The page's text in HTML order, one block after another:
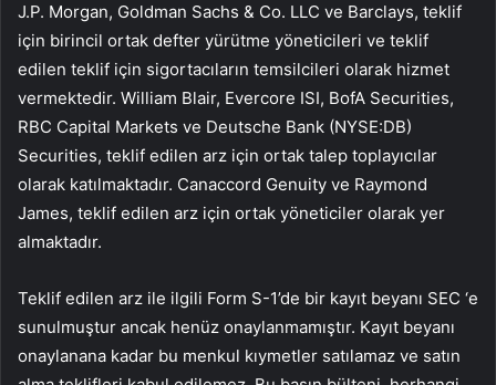
J.P. Morgan, Goldman Sachs & Co. LLC ve Barclays, teklif
için birincil ortak defter yürütme yöneticileri ve teklif
edilen teklif için sigortacıların temsilcileri olarak hizmet
vermektedir. William Blair, Evercore ISI, BofA Securities,
RBC Capital Markets ve Deutsche Bank (NYSE:DB)
Securities, teklif edilen arz için ortak talep toplayıcılar
olarak katılmaktadır. Canaccord Genuity ve Raymond
James, teklif edilen arz için ortak yöneticiler olarak yer
almaktadır.
Teklif edilen arz ile ilgili Form S-1’de bir kayıt beyanı SEC ‘e
sunulmuştur ancak henüz onaylanmamıştır. Kayıt beyanı
onaylanana kadar bu menkul kıymetler satılamaz ve satın